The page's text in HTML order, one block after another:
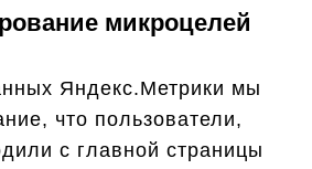
микроцелей
Яндекс.Метрики мы
что пользователи,
с главной страницы